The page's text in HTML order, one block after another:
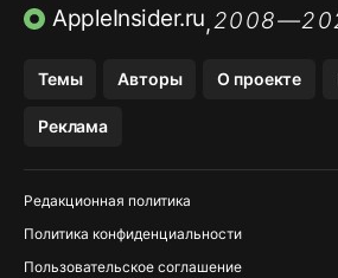
ПРИЛОЖЕНИЯ БЕЗ APP STORE
AppleInsider.ru,
Темы Авторы О проекте
Реклама
Редакционная политика
Политика конфиденциальности
Пользовательское соглашение